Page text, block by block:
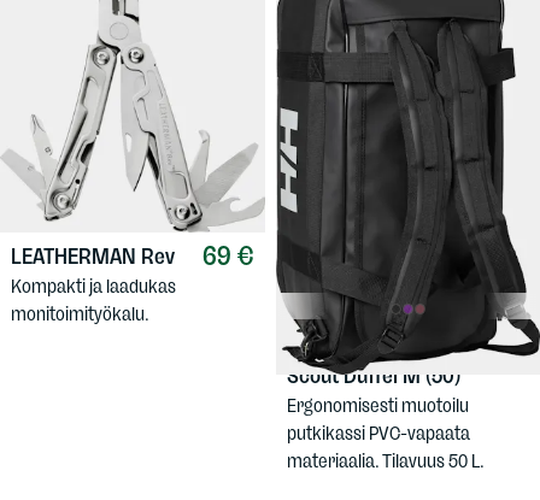
69 €
LEATHERMAN Rev
Kompakti ja laadukas
monitoimityökalu.
79,90 €
HELLY HANSEN
Scout Duffel M (50)
Ergonomisesti muotoilu
putkikassi PVC-vapaata
materiaalia. Tilavuus 50 L.